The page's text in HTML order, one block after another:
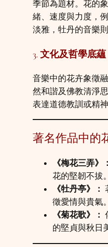
季節為題材。花的
緒、速度與力度，
淡雅，牡丹的音樂則
3.文化及哲學底蘊
音樂中的花卉象徵
然和諧及佛教清淨
表達道德教訓或精
著名作品中的
《梅花三弄》：
花的堅韌不拔。
《牡丹亭》：
徵愛情與貴氣。
《菊花歌》：
的堅貞與秋日